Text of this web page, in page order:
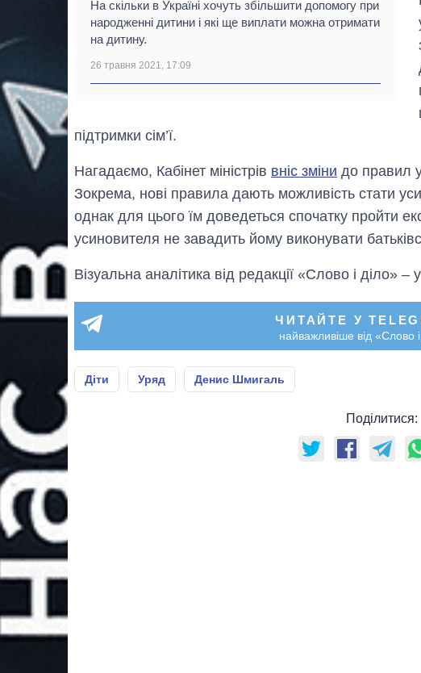
На скільки в Україні хочуть збільшити допомогу при
народженні дитини і які ще виплати можна отримати
на дитину.
26 травня 2021, 17:09
підтримки сім’ї.
Нагадаємо, Кабінет міністрів вніс зміни до правил
Зокрема, нові правила дають можливість стати
однак для цього їм доведеться спочатку пройти
усиновителя не завадить йому виконувати
Візуальна аналітика від редакції «Слово і діло» –
ЧИТАЙТЕ У
найважливіше від «Слово і
Діти Уряд Денис Шмигаль
Поділитися: